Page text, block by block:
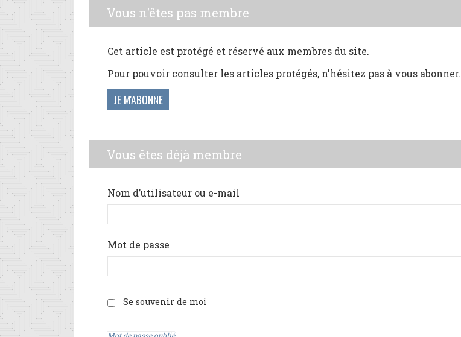
Vous n'êtes pas membre
Cet article est protégé et réservé aux membres du site.
Pour pouvoir consulter les articles protégés, n'hésitez pas à vous abonner.
JE M'ABONNE
Vous êtes déjà membre
Nom d’utilisateur ou e-mail
Mot de passe
Se souvenir de moi
Mot de passe oublié